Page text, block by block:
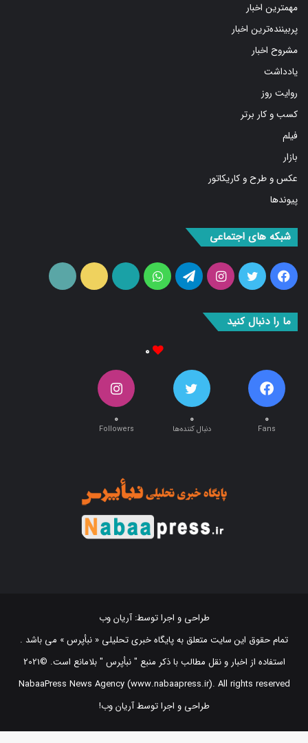
مهمترین اخبار
پربیننده‌ترین اخبار
مشروح اخبار
یادداشت
روایت روز
کسب و کار برتر
فیلم
بازار
عکس و طرح و کاریکاتور
پیوندها
شبکه های اجتماعی
فیس
توییتر اینستاگرامتلگرام واتس
آپارات ایتا
ما را دنبال کنید
۰
۰
Fans
۰
دنبال کننده‌ها
۰
Followers
طراحی و اجرا توسط:آریان وب
تمام حقوق این سایت متعلق به پایگاه خبری تحلیلی « نبأپرس » می باشد .
استفاده از اخبار و نقل مطالب با ذکر منبع "‌ نبأپرس " بلامانع است. ©2021
NabaaPress News Agency (www.nabaapress.ir). All rights reserved
طراحی و اجرا توسط آریان وب!